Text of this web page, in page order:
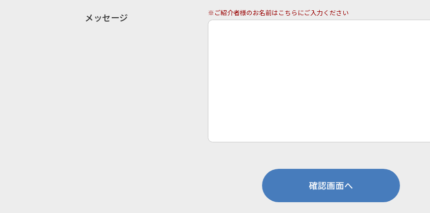
メッセージ ※ご紹介者様のお名前はこちらにご入力ください